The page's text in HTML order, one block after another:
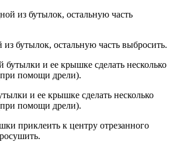
из бутылок, остальную часть
из бутылок, остальную часть выбросить.
и ее крышке сделать несколько
помощи дрели).
и ее крышке сделать несколько
помощи дрели).
приклеить к центру отрезанного